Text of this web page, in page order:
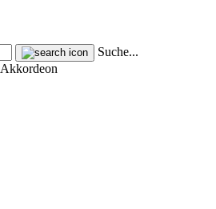
Suche...
Akkordeon